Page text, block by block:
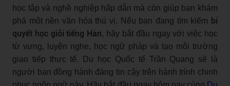
học tập và nghề nghiệp hấp dẫn mà còn giúp bạn khám
phá một nền văn hóa thú vị. Nếu bạn đang tìm kiếm bí
quyết học giỏi tiếng Hàn, hãy bắt đầu ngay với việc học
từ vựng, luyện nghe, học ngữ pháp và tạo môi trường
giao tiếp thực tế. Du học Quốc tế Trần Quang sẽ là
người bạn đồng hành đáng tin cậy trên hành trình chinh